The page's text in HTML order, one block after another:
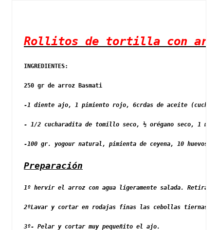
Rollitos de tortilla con
INGREDIENTES:
-1 diente ajo, 1 pimiento rojo, 6crdas de aceite
- 1/2 cucharadita de tomillo seco, ½ orégano seco, 1
-100 gr. yogour natural, pimienta de ceyena, 10 huevos
Preparación
1º hervir el arroz con agua ligeramente salada.
2ºLavar y cortar en rodajas finas las cebollas tiernas.
3º- Pelar y cortar muy pequeñito el ajo.